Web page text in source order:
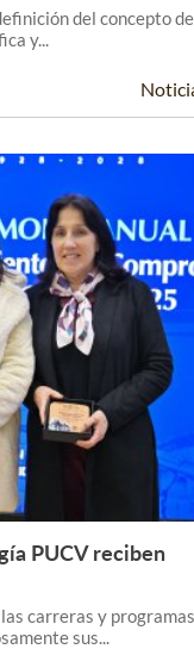
del concepto de
y...
Leer Más +
PUCV reciben
carreras y programas
sus...